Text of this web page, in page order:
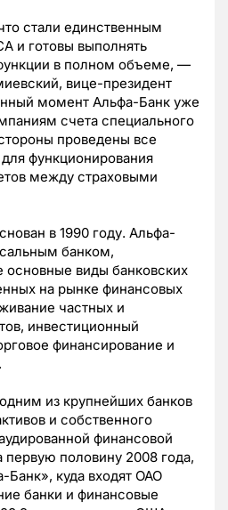
стали единственным
и готовы выполнять
в полном объеме, —
вице-президент
момент Альфа-Банк уже
счета специального
проведены все
функционирования
между страховыми
в 1990 году. Альфа-
банком,
виды банковских
на рынке финансовых
частных и
инвестиционный
финансирование и
из крупнейших банков
и собственного
финансовой
половину 2008 года,
Банк», куда входят ОАО
банки и финансовые